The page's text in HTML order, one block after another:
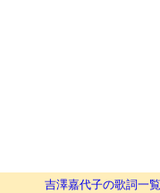
吉澤嘉代子の歌詞一覧